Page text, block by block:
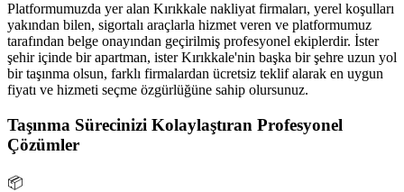
Platformumuzda yer alan Kırıkkale nakliyat firmaları, yerel koşulları
yakından bilen, sigortalı araçlarla hizmet veren ve platformumuz
tarafından belge onayından geçirilmiş profesyonel ekiplerdir. İster
şehir içinde bir apartman, ister Kırıkkale'nin başka bir şehre uzun yol
bir taşınma olsun, farklı firmalardan ücretsiz teklif alarak en uygun
fiyatı ve hizmeti seçme özgürlüğüne sahip olursunuz.
Taşınma Sürecinizi Kolaylaştıran Profesyonel
Çözümler
📦